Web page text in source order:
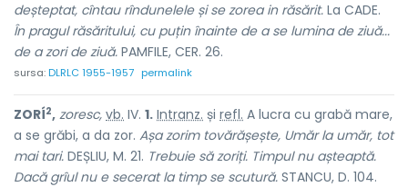
deșteptat, cîntau rîndunelele și se zorea in răsărit. La CADE.
În pragul răsăritului, cu puțin înainte de a se lumina de ziuă...
de a zori de ziuă. PAMFILE, CER. 26.
sursa:DLRLC 1955-1957 permalink
ZORÍ2, zoresc, vb. IV. 1. Intranz. și refl. A lucra cu grabă mare,
a se grăbi, a da zor. Așa zorim tovărășește, Umăr la umăr, tot
mai tari. DEȘLIU, M. 21. Trebuie să zoriți. Timpul nu așteaptă.
Dacă grîul nu e secerat la timp se scutură. STANCU, D. 104.